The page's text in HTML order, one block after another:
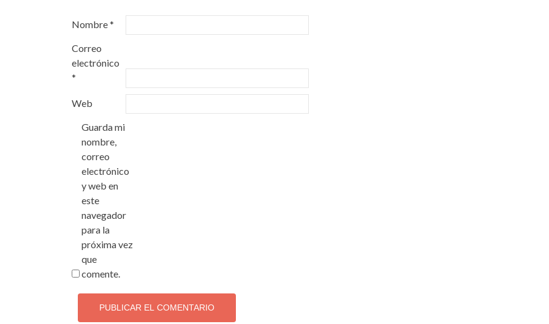
Nombre*
Correo
electrónico
*
Web
Guarda mi
nombre,
correo
electrónico
y web en
este
navegador
para la
próxima vez
que
comente.